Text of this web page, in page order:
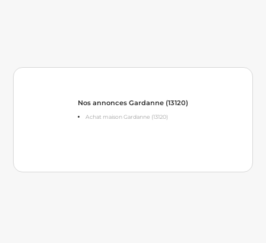
Nos annonces Gardanne (13120)
Achat maison Gardanne (13120)